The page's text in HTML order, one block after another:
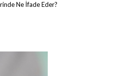
Ne İfade Eder?